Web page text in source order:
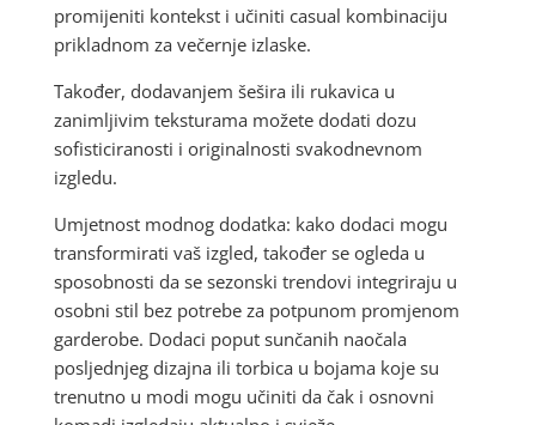
promijeniti kontekst i učiniti casual kombinaciju
prikladnom za večernje izlaske.
Također, dodavanjem šešira ili rukavica u
zanimljivim teksturama možete dodati dozu
sofisticiranosti i originalnosti svakodnevnom
izgledu.
Umjetnost modnog dodatka: kako dodaci mogu
transformirati vaš izgled, također se ogleda u
sposobnosti da se sezonski trendovi integriraju u
osobni stil bez potrebe za potpunom promjenom
garderobe. Dodaci poput sunčanih naočala
posljednjeg dizajna ili torbica u bojama koje su
trenutno u modi mogu učiniti da čak i osnovni